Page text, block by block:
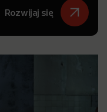
Rozwijaj się